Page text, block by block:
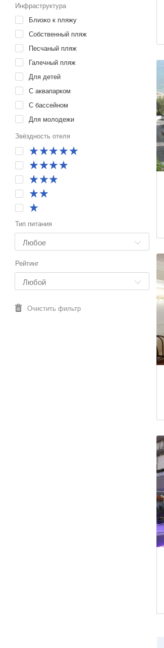
Инфраструктура
Близко к пляжу
Собственный пляж
Песчаный пляж
Галечный пляж
Для детей
С аквапарком
С бассейном
Для молодежи
Звёздность отеля
Тип питания
Рейтинг
Очистить фильтр